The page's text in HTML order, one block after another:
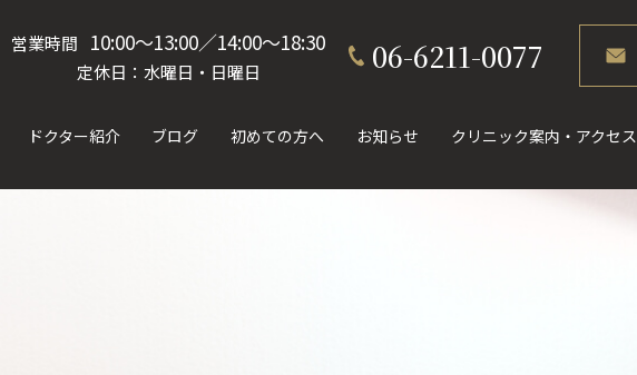
営業時間 10:00〜13:00／14:00〜18:30
定休日：水曜日・日曜日 06-6211-0077
ドクター紹介 ブログ 初めての方へ お知らせ クリニック案内・アクセス